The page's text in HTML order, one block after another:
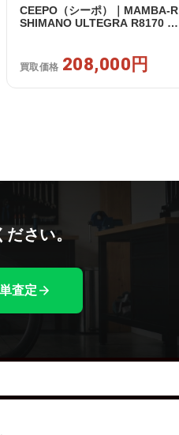
CEEPO（シーポ）｜MAMBA-R
SHIMANO ULTEGRA R8170 DI2
買取価格 208,000円
さい。
査定